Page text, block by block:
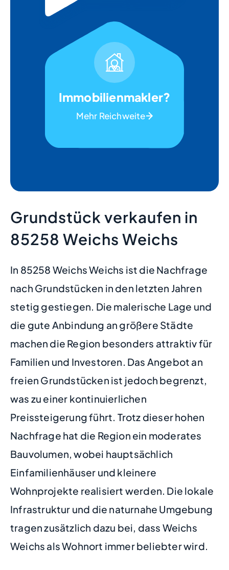
Immobilienmakler?
Mehr Reichweite
Grundstück verkaufen in
85258 Weichs Weichs
In 85258 Weichs Weichs ist die Nachfrage
nach Grundstücken in den letzten Jahren
stetig gestiegen. Die malerische Lage und
die gute Anbindung an größere Städte
machen die Region besonders attraktiv für
Familien und Investoren. Das Angebot an
freien Grundstücken ist jedoch begrenzt,
was zu einer kontinuierlichen
Preissteigerung führt. Trotz dieser hohen
Nachfrage hat die Region ein moderates
Bauvolumen, wobei hauptsächlich
Einfamilienhäuser und kleinere
Wohnprojekte realisiert werden. Die lokale
Infrastruktur und die naturnahe Umgebung
tragen zusätzlich dazu bei, dass Weichs
Weichs als Wohnort immer beliebter wird.